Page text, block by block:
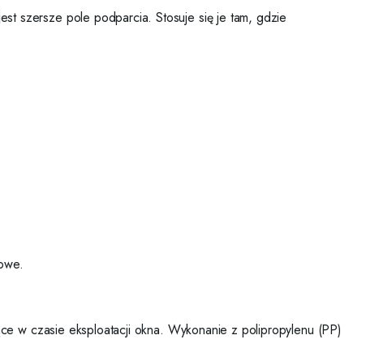
szersze pole podparcia. Stosuje się je tam, gdzie
w czasie eksploatacji okna. Wykonanie z polipropylenu (PP)